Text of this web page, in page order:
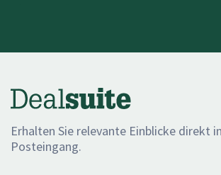
Erhalten Sie relevante Einblicke direkt
Posteingang.